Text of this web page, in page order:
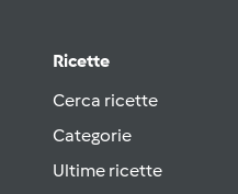
Ricette
Cerca ricette
Categorie
Ultime ricette